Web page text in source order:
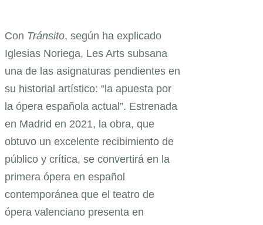
Con Tránsito, según ha explicado
Iglesias Noriega, Les Arts subsana
una de las asignaturas pendientes en
su historial artístico: “la apuesta por
la ópera española actual”. Estrenada
en Madrid en 2021, la obra, que
obtuvo un excelente recibimiento de
público y crítica, se convertirá en la
primera ópera en español
contemporánea que el teatro de
ópera valenciano presenta en